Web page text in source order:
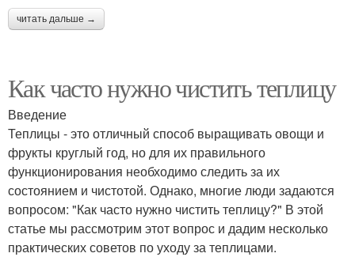
читать дальше →
Как часто нужно чистить теплицу
Введение
Теплицы - это отличный способ выращивать овощи и
фрукты круглый год, но для их правильного
функционирования необходимо следить за их
состоянием и чистотой. Однако, многие люди задаются
вопросом: "Как часто нужно чистить теплицу?" В этой
статье мы рассмотрим этот вопрос и дадим несколько
практических советов по уходу за теплицами.